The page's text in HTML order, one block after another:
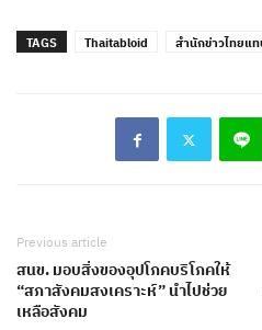
TAGS Thaitabloid สำนักข่าวไทยแ
Previous article
สนข. มอบสิ่งของอุปโภคบริโภคให้
“สภาสังคมสงเคราะห์” นำไปช่วย
เหลือสังคม